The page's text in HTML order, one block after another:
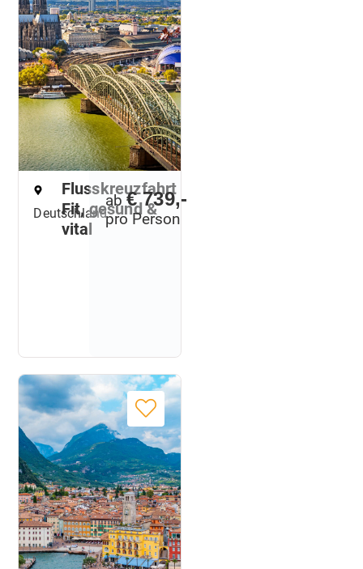
Deutschland
Flusskreuzfahrt
Fit, gesund &
vital
ab€ 739,-
pro Person